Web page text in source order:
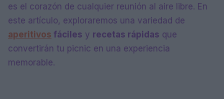
es el corazón de cualquier reunión al aire libre. En
este artículo, exploraremos una variedad de
aperitivos fáciles y recetas rápidas que
convertirán tu picnic en una experiencia
memorable.